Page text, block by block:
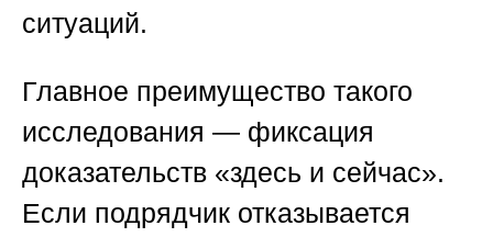
ситуаций.
Главное преимущество такого
исследования — фиксация
доказательств «здесь и сейчас».
Если подрядчик отказывается